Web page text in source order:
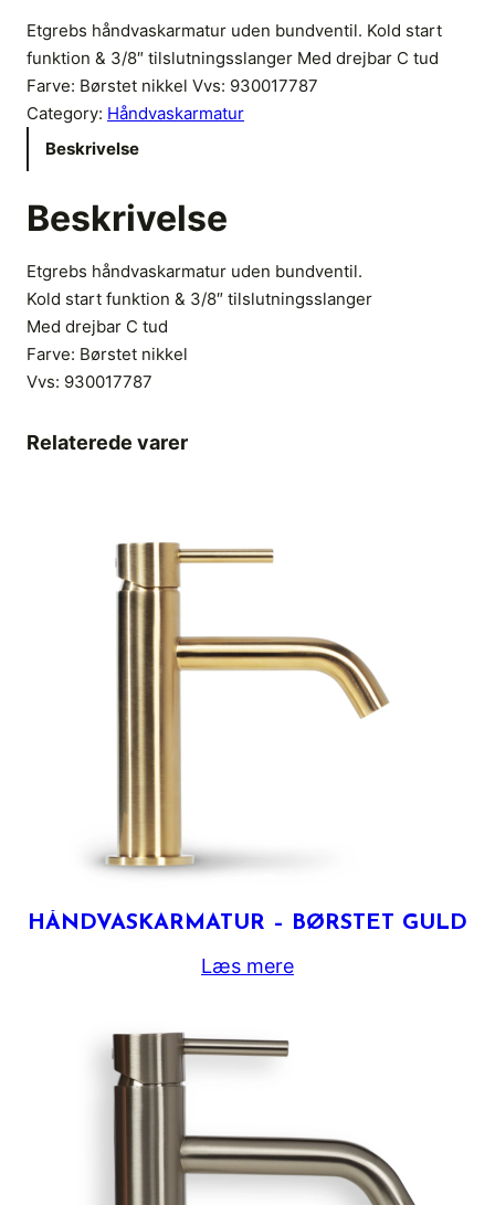
Etgrebs håndvaskarmatur uden bundventil. Kold start
funktion & 3/8″ tilslutningsslanger Med drejbar C tud
Farve: Børstet nikkel Vvs: 930017787
Category: Håndvaskarmatur
Beskrivelse
Beskrivelse
Etgrebs håndvaskarmatur uden bundventil.
Kold start funktion & 3/8″ tilslutningsslanger
Med drejbar C tud
Farve: Børstet nikkel
Vvs: 930017787
Relaterede varer
HÅNDVASKARMATUR – BØRSTET GULD
Læs mere